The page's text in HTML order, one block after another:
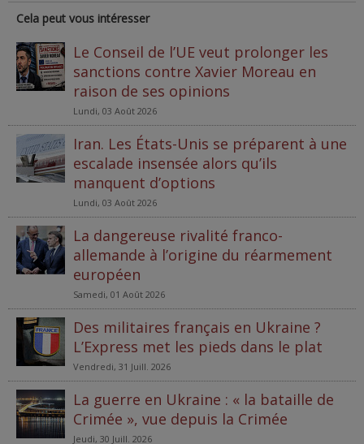
Cela peut vous intéresser
Le Conseil de l’UE veut prolonger les
sanctions contre Xavier Moreau en
raison de ses opinions
Lundi, 03 Août 2026
Iran. Les États-Unis se préparent à une
escalade insensée alors qu’ils
manquent d’options
Lundi, 03 Août 2026
La dangereuse rivalité franco-
allemande à l’origine du réarmement
européen
Samedi, 01 Août 2026
Des militaires français en Ukraine ?
L’Express met les pieds dans le plat
Vendredi, 31 Juill. 2026
La guerre en Ukraine : « la bataille de
Crimée », vue depuis la Crimée
Jeudi, 30 Juill. 2026